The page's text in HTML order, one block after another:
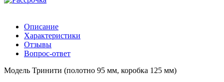
Описание
Характеристики
Отзывы
Вопрос-ответ
Модель Тринити (полотно 95 мм, коробка 125 мм)